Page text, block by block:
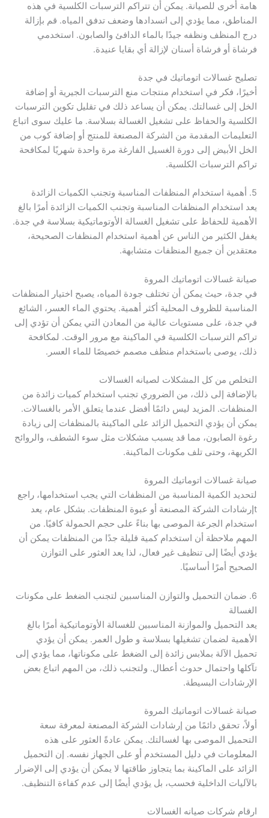
هامة أخرى للصيانة. يمكن أن تتراكم الترسبات الكلسية في هذه
المناطق، مما يؤدي إلى انسدادها وضعف تدفق المياه. قم بإزالة
درج المنظف ونظفه جيدًا بالماء الدافئ والصابون. استخدمي
فرشاة أو فرشاة أسنان لإزالة أي بقايا عنيدة.
تصليح غسالات اتوماتيك في جدة
أخيرًا، فكر في استخدام منتجات منع الترسبات الجيرية أو إضافة
الخل إلى غسالتك. يمكن أن يساعد ذلك في تقليل تكوين الترسبات
الكلسية والحفاظ على تشغيل الغسالة بسلاسة. ما عليك سوى اتباع
التعليمات المقدمة من الشركة المصنعة للمنتج أو إضافة كوب من
الخل الأبيض إلى دورة الغسيل الفارغة مرة واحدة شهريًا لمكافحة
تراكم الترسبات الكلسية.
5. أهمية استخدام المنظفات المناسبة وتجنب الكميات الزائدة
يعد استخدام المنظفات المناسبة وتجنب الكميات الزائدة أمرًا بالغ
الأهمية للحفاظ على تشغيل الغسالة الأوتوماتيكية بسلاسة في جدة.
يغفل الكثير من الناس عن أهمية استخدام المنظفات الصحيحة،
معتقدين أن جميع المنظفات متشابهة.
صيانة غسالات اتوماتيك المروة
في جدة، حيث يمكن أن تختلف جودة المياه، يصبح اختيار المنظفات
المناسبة للظروف المحلية أكثر أهمية. يحتوي الماء العسر، الشائع
في جدة، على مستويات عالية من المعادن التي يمكن أن تؤدي إلى
تراكم الترسبات الكلسية في الماكينة مع مرور الوقت. لمكافحة
ذلك، يوصى باستخدام منظف مصمم خصيصًا للماء العسر.
التخلص من كل المشكلات لصيانه الغسالات
بالإضافة إلى ذلك، من الضروري تجنب استخدام كميات زائدة من
المنظفات. المزيد ليس دائمًا أفضل عندما يتعلق الأمر بالغسالات.
يمكن أن يؤدي التحميل الزائد على الماكينة بالمنظفات إلى زيادة
رغوة الصابون، مما قد يسبب مشكلات مثل سوء الشطف، والروائح
الكريهة، وحتى تلف مكونات الماكينة.
صيانة غسالات اتوماتيك المروة
لتحديد الكمية المناسبة من المنظفات التي يجب استخدامها، راجع
tإرشادات الشركة المصنعة أو عبوة المنظفات. بشكل عام، يعد
استخدام الجرعة الموصى بها بناءً على حجم الحمولة كافيًا. من
المهم ملاحظة أن استخدام كمية قليلة جدًا من المنظفات يمكن أن
يؤدي أيضًا إلى تنظيف غير فعال، لذا يعد العثور على التوازن
الصحيح أمرًا أساسيًا.
6. ضمان التحميل والتوازن المناسبين لتجنب الضغط على مكونات
الغسالة
يعد التحميل والموازنة المناسبين للغسالة الأوتوماتيكية أمرًا بالغ
الأهمية لضمان تشغيلها بسلاسة و طول العمر. يمكن أن يؤدي
تحميل الآلة بملابس زائدة إلى الضغط على مكوناتها، مما يؤدي إلى
تآكلها واحتمال حدوث أعطال. ولتجنب ذلك، من المهم اتباع بعض
الإرشادات البسيطة.
صيانة غسالات اتوماتيك المروة
أولاً، تحقق دائمًا من إرشادات الشركة المصنعة لمعرفة سعة
التحميل الموصى بها لغسالتك. يمكن عادةً العثور على هذه
المعلومات في دليل المستخدم أو على الجهاز نفسه. إن التحميل
الزائد على الماكينة بما يتجاوز طاقتها لا يمكن أن يؤدي إلى الإضرار
بالآليات الداخلية فحسب، بل يؤدي أيضًا إلى عدم كفاءة التنظيف.
ارقام شركات صيانه الغسالات